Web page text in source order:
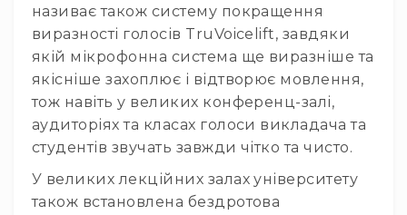
PTZ
Відеобари
Вебкамери
Екрани
та
Проекційні
екрани
називає також систему покращення
виразності голосів TruVoicelift, завдяки
якій мікрофонна система ще виразніше та
якісніше захоплює і відтворює мовлення,
тож навіть у великих конференц-залі,
аудиторіях та класах голоси викладача та
студентів звучать завжди чітко та чисто.
У великих лекційних залах університету
також встановлена бездротова